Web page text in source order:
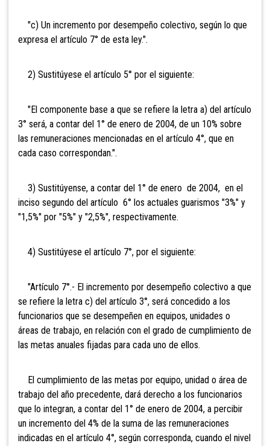
"c) Un incremento por desempeño colectivo, según lo que
expresa el artículo 7° de esta ley.".
2) Sustitúyese el artículo 5° por el siguiente:
"El componente base a que se refiere la letra a) del artículo
3° será, a contar del 1° de enero de 2004, de un 10% sobre
las remuneraciones mencionadas en el artículo 4°, que en
cada caso correspondan.".
3) Sustitúyense, a contar del 1° de enero de 2004, en el
inciso segundo del artículo 6° los actuales guarismos "3%" y
"1,5%" por "5%" y "2,5%", respectivamente.
4) Sustitúyese el artículo 7°, por el siguiente:
"Artículo 7°.- El incremento por desempeño colectivo a que
se refiere la letra c) del artículo 3°, será concedido a los
funcionarios que se desempeñen en equipos, unidades o
áreas de trabajo, en relación con el grado de cumplimiento de
las metas anuales fijadas para cada uno de ellos.
El cumplimiento de las metas por equipo, unidad o área de
trabajo del año precedente, dará derecho a los funcionarios
que lo integran, a contar del 1° de enero de 2004, a percibir
un incremento del 4% de la suma de las remuneraciones
indicadas en el artículo 4°, según corresponda, cuando el nivel